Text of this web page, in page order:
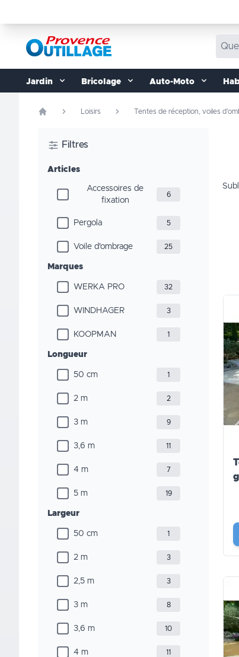
Jardin Bricolage Auto-Moto
Loisirs Tentes de réception, voiles
Filtres
Articles
Accessoires de
fixation
6
Pergola 5
Voile d'ombrage 25
Marques
WERKA PRO 32
WINDHAGER 3
KOOPMAN 1
Longueur
50 cm 1
2 m 2
3 m 9
3,6 m 11
4 m 7
5 m 19
Largeur
50 cm 1
2 m 3
2,5 m 3
3 m 8
3,6 m 10
4 m 11